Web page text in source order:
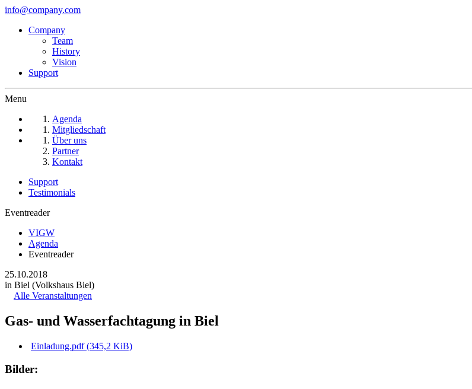
info@company.com
Company
Team
History
Vision
Support
Menu
Agenda
Mitgliedschaft
Über uns
Partner
Kontakt
Support
Testimonials
Eventreader
VIGW
Agenda
Eventreader
25.10.2018
in Biel (Volkshaus Biel)
Alle Veranstaltungen
Gas- und Wasserfachtagung in Biel
Einladung.pdf(345,2 KiB)
Bilder: